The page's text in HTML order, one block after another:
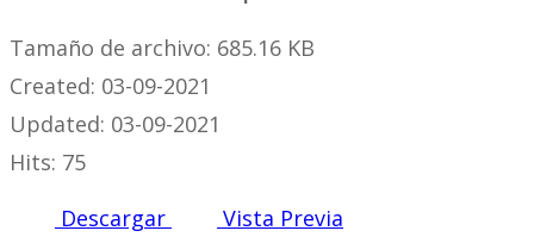
Tamaño de archivo: 685.16 KB
Created: 03-09-2021
Updated: 03-09-2021
Hits: 75
Descargar
Vista Previa